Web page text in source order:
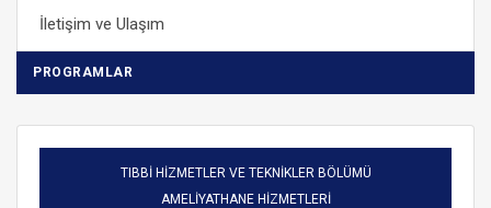
İletişim ve Ulaşım
PROGRAMLAR
TIBBİ HİZMETLER VE TEKNİKLER BÖLÜMÜ
AMELİYATHANE HİZMETLERİ